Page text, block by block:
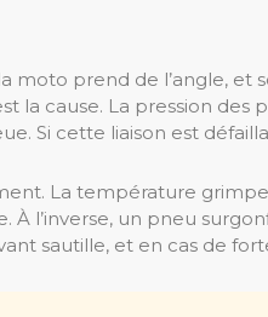
moto prend de l’angle,
la cause. La pression
Si cette liaison est
La température
À l’inverse, un pneu
sautille, et en cas de